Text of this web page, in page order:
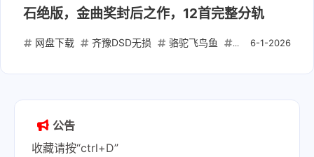
石绝版，金曲奖封后之作，12首完整分轨
6-1-2026
网盘下载 齐豫DSD无损 骆驼飞鸟鱼 滚石唱片原盘
公告
收藏请按“ctrl+D”